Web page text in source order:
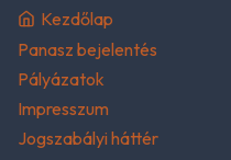
Kezdőlap
Panasz bejelentés
Pályázatok
Impresszum
Jogszabályi háttér